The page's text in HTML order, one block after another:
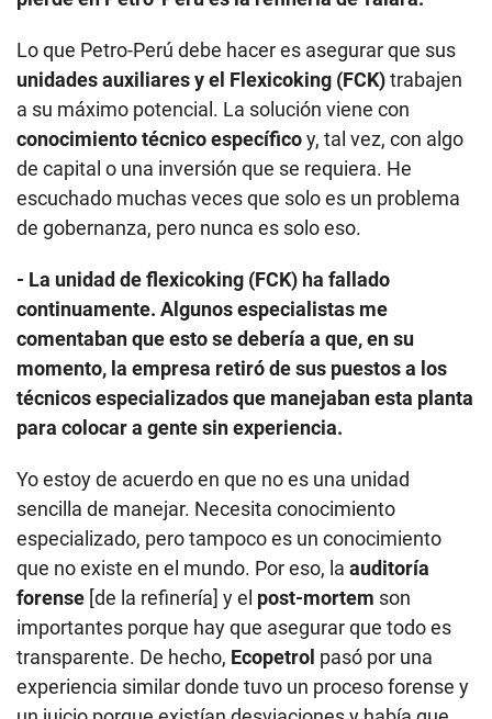
de gobernanza, pero nunca es solo eso.
- La unidad de flexicoking (FCK) ha fallado
continuamente. Algunos especialistas me
comentaban que esto se debería a que, en su
momento, la empresa retiró de sus puestos a los
técnicos especializados que manejaban esta planta
para colocar a gente sin experiencia.
sencilla de manejar. Necesita conocimiento
especializado, pero tampoco es un conocimiento
que no existe en el mundo. Por eso, laauditoría
forense[de la refinería] y elpost-mortemson
importantes porque hay que asegurar que todo es
transparente. De hecho,Ecopetrolpasó por una
experiencia similar donde tuvo un proceso forense y
un juicio porque existían desviaciones y había que
asegurar que esto tuviera un cierre adecuado.
Entonces, se requiere conocimiento técnico
específico. Esta es una industria técnica dónde uno
necesita saber de refinación para meterse a una
refinería. Eso es bastante claro.